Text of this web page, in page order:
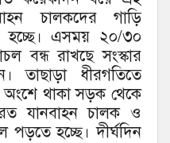
চালকদের গাড়ি
হচ্ছে। এসময় ২০/৩০
বন্ধ রাখছে সংস্কার
তাছাড়া ধীরগতিতে
অংশে থাকা সড়ক থেকে
যানবাহন চালক ও
পড়তে হচ্ছে। দীর্ঘদিন